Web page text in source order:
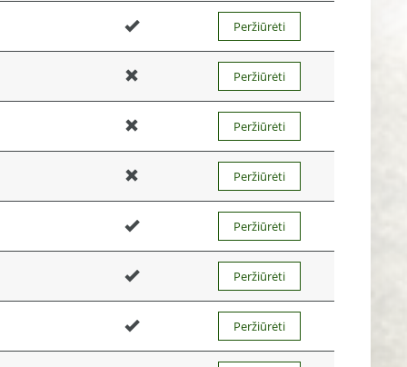
Peržiūrėti
Peržiūrėti
Peržiūrėti
Peržiūrėti
Peržiūrėti
Peržiūrėti
Peržiūrėti